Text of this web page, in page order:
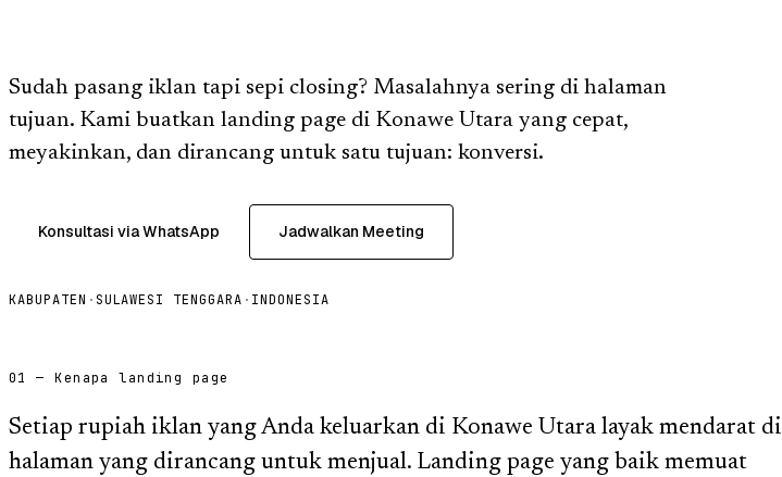
Sudah pasang iklan tapi sepi closing? Masalahnya sering di halaman
tujuan. Kami buatkan landing page di Konawe Utara yang cepat,
meyakinkan, dan dirancang untuk satu tujuan: konversi.
Konsultasi via WhatsApp Jadwalkan Meeting
KABUPATEN · SULAWESI TENGGARA · INDONESIA
01 — Kenapa landing page
Setiap rupiah iklan yang Anda keluarkan di Konawe Utara layak mendarat di
halaman yang dirancang untuk menjual. Landing page yang baik memuat